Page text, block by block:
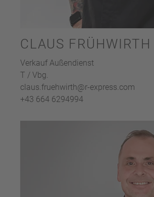
CLAUS FRÜHWIRTH
Verkauf Außendienst
T / Vbg.
claus.fruehwirth@r-express.com
+43 664 6294994